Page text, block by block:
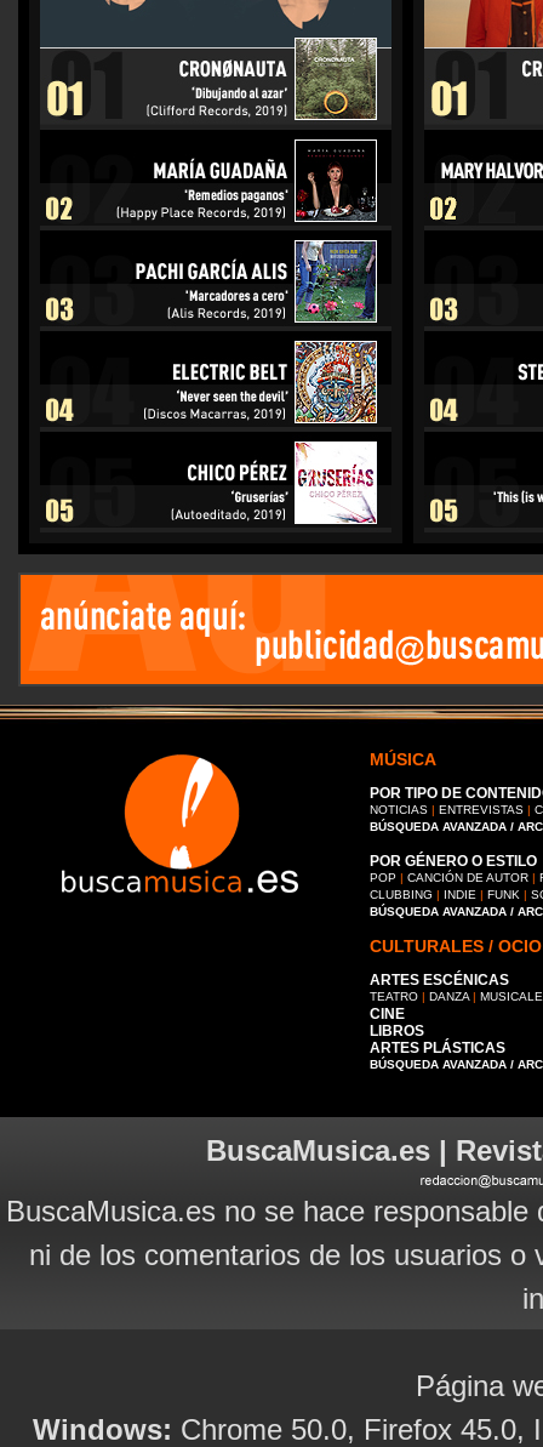
MÚSICA
POR TIPO DE
NOTICIAS | ENTREVISTAS |
BÚSQUEDA AVANZADA /
POR GÉNERO O ESTILO
POP | CANCIÓN DE AUTOR |
CLUBBING | INDIE | FUNK |
BÚSQUEDA AVANZADA /
CULTURALES / OCIO
ARTES ESCÉNICAS
TEATRO | DANZA |
CINE
LIBROS
ARTES PLÁSTICAS
BÚSQUEDA AVANZADA /
BuscaMusica.es |
BuscaMusica.es no se hace
ni de los comentarios de los usuarios
Página
Windows: Chrome 50.0, Firefox 45.0,